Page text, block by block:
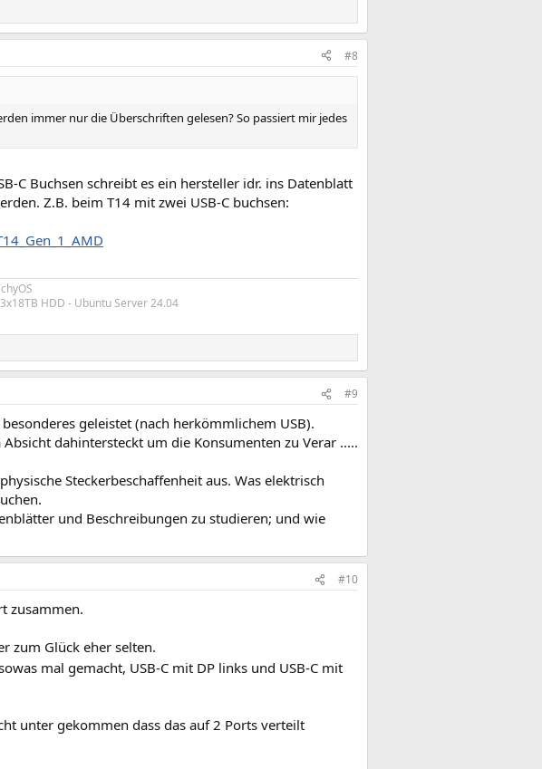
#8
immer nur die Überschriften gelesen? So passiert mir jedes
C Buchsen schreibt es ein hersteller idr. ins Datenblatt
Z.B. beim T14 mit zwei USB-C buchsen:
HDD - Ubuntu Server 24.04
#9
geleistet (nach herkömmlichem USB).
dahintersteckt um die Konsumenten zu Verar .....
Steckerbeschaffenheit aus. Was elektrisch
und Beschreibungen zu studieren; und wie
#10
zusammen.
zum Glück eher selten.
mal gemacht, USB-C mit DP links und USB-C mit
unter gekommen dass das auf 2 Ports verteilt